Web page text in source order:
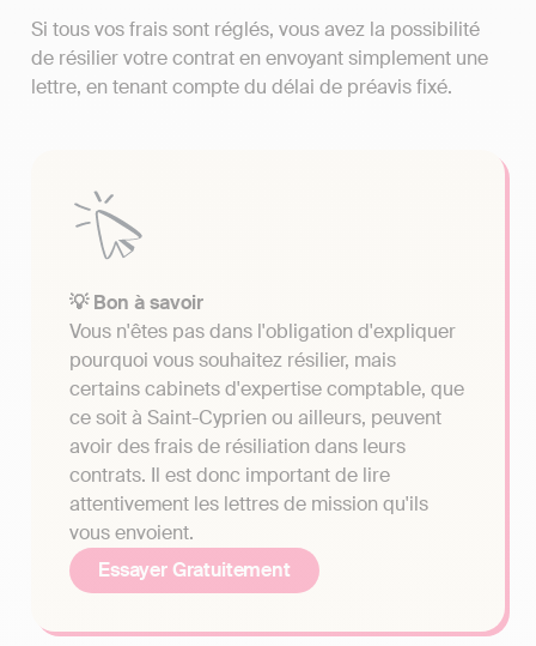
Si tous vos frais sont réglés, vous avez la possibilité
de résilier votre contrat en envoyant simplement une
lettre, en tenant compte du délai de préavis fixé.
💡 Bon à savoir
Vous n'êtes pas dans l'obligation d'expliquer
pourquoi vous souhaitez résilier, mais
certains cabinets d'expertise comptable, que
ce soit à Saint-Cyprien ou ailleurs, peuvent
avoir des frais de résiliation dans leurs
contrats. Il est donc important de lire
attentivement les lettres de mission qu'ils
vous envoient.
Essayer Gratuitement